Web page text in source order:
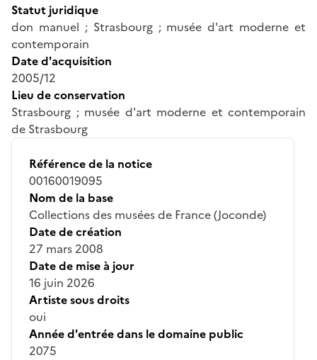
Statut juridique
don manuel ; Strasbourg ; musée d'art moderne et
contemporain
Date d'acquisition
2005/12
Lieu de conservation
Strasbourg ; musée d'art moderne et contemporain
de Strasbourg
Référence de la notice
00160019095
Nom de la base
Collections des musées de France (Joconde)
Date de création
27 mars 2008
Date de mise à jour
16 juin 2026
Artiste sous droits
oui
Année d'entrée dans le domaine public
2075